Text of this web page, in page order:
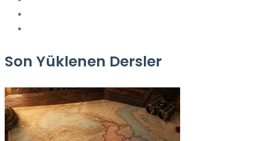
Son Yüklenen Dersler